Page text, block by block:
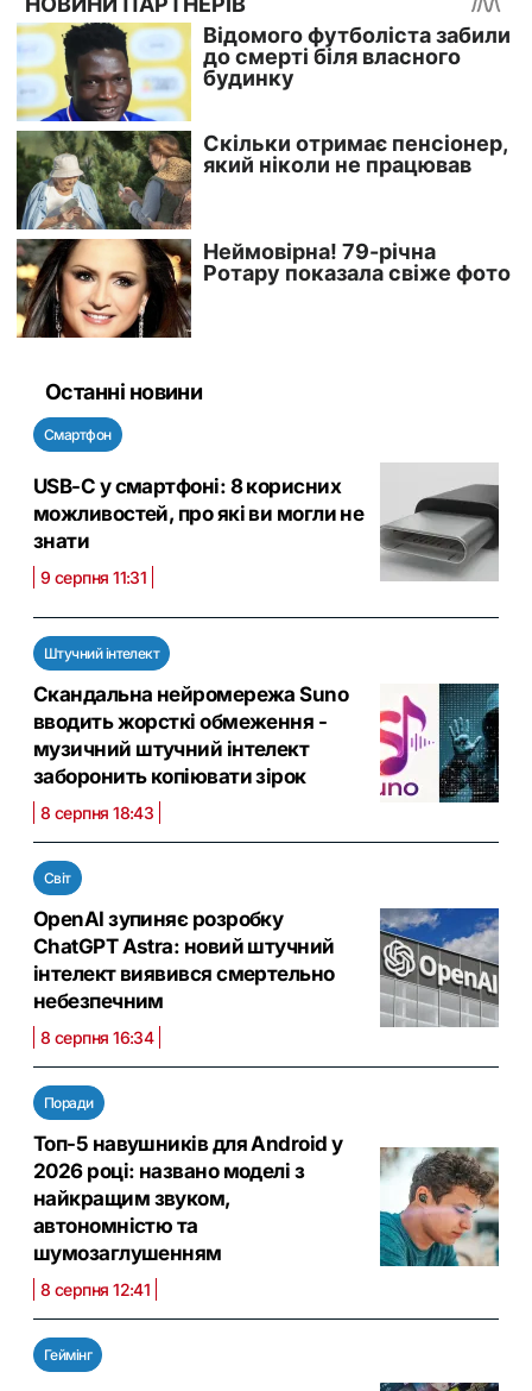
Останні новини
Смартфон
USB-C у смартфоні: 8 корисних
можливостей, про які ви могли не
знати
9 серпня 11:31
Штучний інтелект
Скандальна нейромережа Suno
вводить жорсткі обмеження -
музичний штучний інтелект
заборонить копіювати зірок
8 серпня 18:43
Світ
OpenAI зупиняє розробку
ChatGPT Astra: новий штучний
інтелект виявився смертельно
небезпечним
8 серпня 16:34
Поради
Топ-5 навушників для Android у
2026 році: названо моделі з
найкращим звуком,
автономністю та
шумозаглушенням
8 серпня 12:41
Геймінг